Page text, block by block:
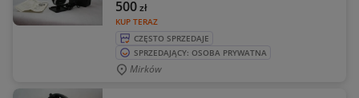
KUP TERAZ
500zł
CZĘSTO SPRZEDAJE
SPRZEDAJĄCY: OSOBA PRYWATNA
Mirków